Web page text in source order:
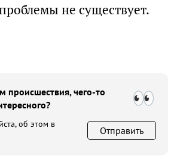
не существует.
происшествия, чего-то
об этом в
Отправить